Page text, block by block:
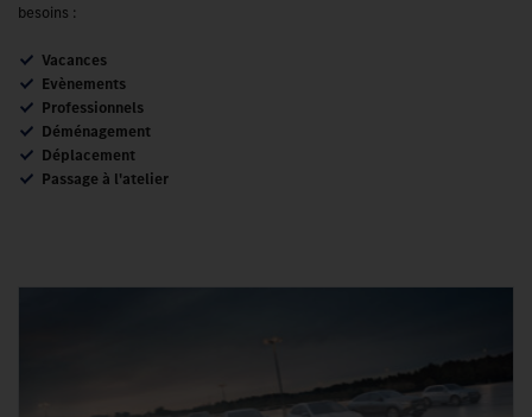
besoins :
Vacances
Evènements
Professionnels
Déménagement
Déplacement
Passage à l'atelier